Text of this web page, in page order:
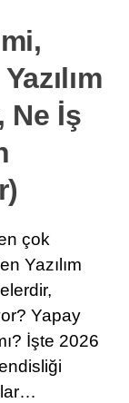
Ne İş
çok
Yazılım
Yapay
İşte 2026